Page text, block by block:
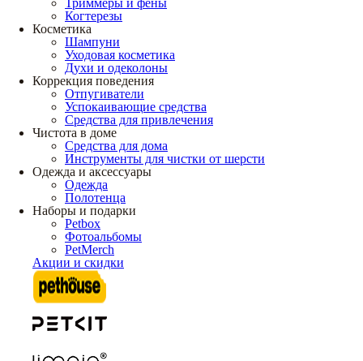
Триммеры и фены
Когтерезы
Косметика
Шампуни
Уходовая косметика
Духи и одеколоны
Коррекция поведения
Отпугиватели
Успокаивающие средства
Средства для привлечения
Чистота в доме
Средства для дома
Инструменты для чистки от шерсти
Одежда и аксессуары
Одежда
Полотенца
Наборы и подарки
Petbox
Фотоальбомы
PetMerch
Акции и скидки